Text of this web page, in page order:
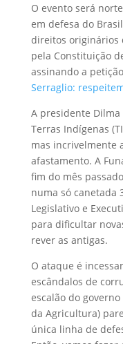
O evento será
em defesa do
direitos originários
pela Constituição
assinando a petição
Serraglio:
A presidente
Terras Indígenas
mas incrivelmente
afastamento. A
fim do mês
numa só canetada
Legislativo e
para dificultar
rever as antigas.
O ataque é
escândalos de
escalão do
da Agricultura)
única linha de